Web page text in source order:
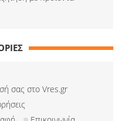
σας στο Vres.gr